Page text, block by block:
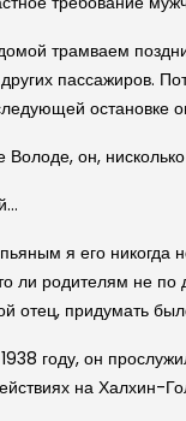
трамваем
пассажиров.
остановке
он,
я его никогда
ли родителям не
отец, придумать
году, он
на Халхин-